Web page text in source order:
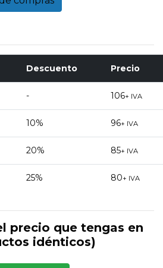
Descuento Precio
- 106+ IVA
10% 96+ IVA
20% 85+ IVA
25% 80+ IVA
precio que tengas en
idénticos)